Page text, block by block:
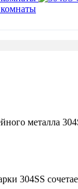
металла
304SS